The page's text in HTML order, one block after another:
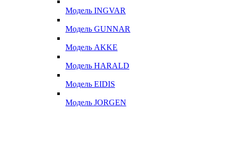
Модель INGVAR
Модель GUNNAR
Модель AKKE
Модель HARALD
Модель EIDIS
Модель JORGEN